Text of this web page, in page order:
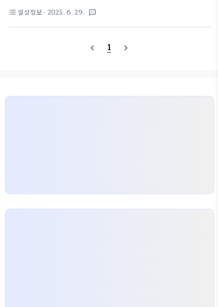
곳)번호지역·시군구판매..
봅니다.1. 이번 주 당첨번호: 40번대가 돌아왔다1등
번호: 5, 6, 11, 27, 43, 44보너스 번호: 17→ 두 자
드러냈습니다.2. 당첨자 수·당첨금 & 구매 방식구분
후반으로 내려갔지만, 수동·반자동이 4주 만에 등장
format_list_bulleted 일상정보 · 2025. 6. 29. textsms
navigate_before 1 navigate_next